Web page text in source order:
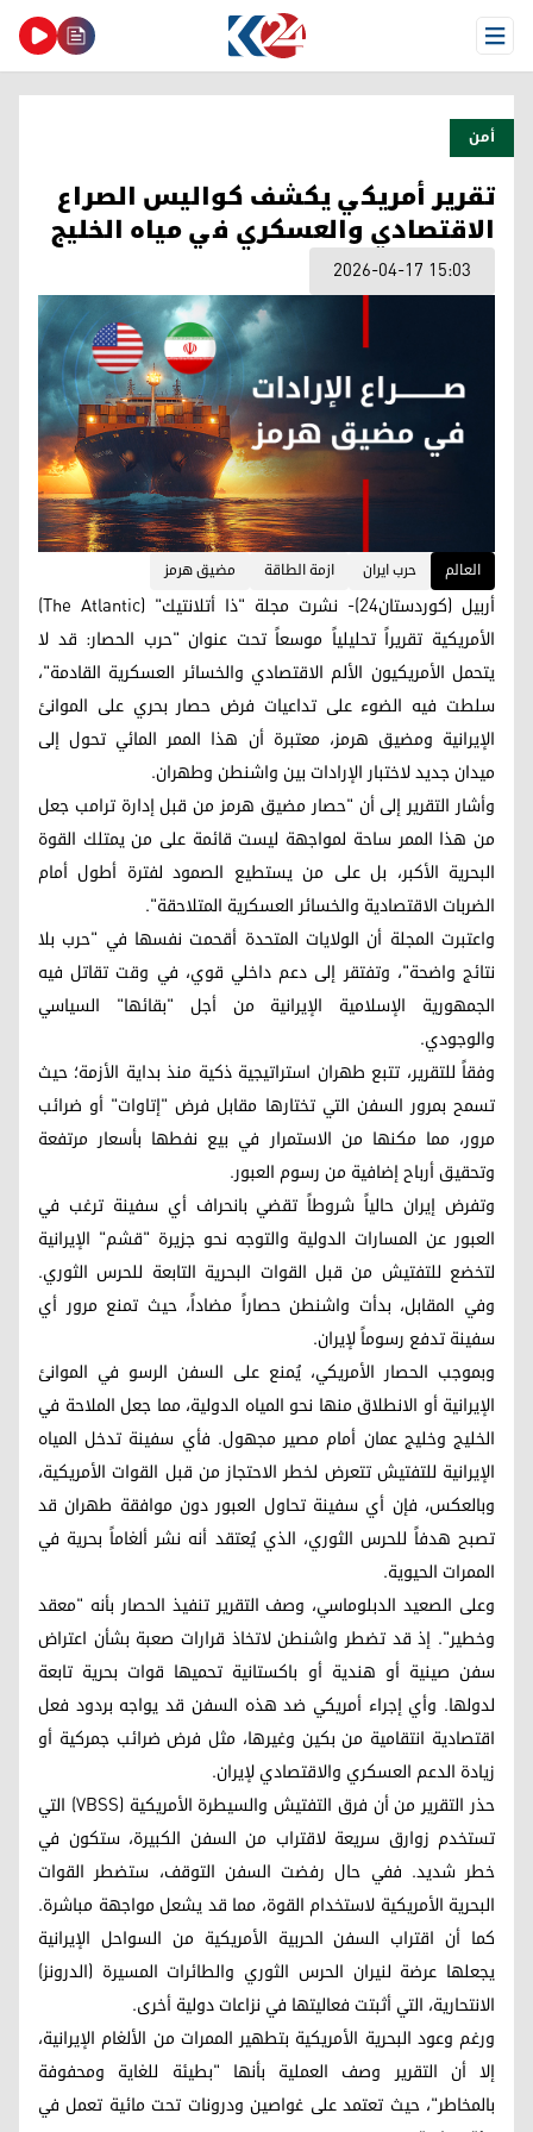
Open Menu
أمن
تقرير أمريكي يكشف كواليس الصراع
الاقتصادي والعسكري في مياه الخليج
2026-04-17 15:03
العالم حرب ايران ازمة الطاقة مضيق هرمز
أربيل (كوردستان24)- نشرت مجلة "ذا أتلانتيك" (The Atlantic)
الأمريكية تقريراً تحليلياً موسعاً تحت عنوان "حرب الحصار: قد لا
يتحمل الأمريكيون الألم الاقتصادي والخسائر العسكرية القادمة"،
سلطت فيه الضوء على تداعيات فرض حصار بحري على الموانئ
الإيرانية ومضيق هرمز، معتبرة أن هذا الممر المائي تحول إلى
ميدان جديد لاختبار الإرادات بين واشنطن وطهران.
وأشار التقرير إلى أن "حصار مضيق هرمز من قبل إدارة ترامب جعل
من هذا الممر ساحة لمواجهة ليست قائمة على من يمتلك القوة
البحرية الأكبر، بل على من يستطيع الصمود لفترة أطول أمام
الضربات الاقتصادية والخسائر العسكرية المتلاحقة".
واعتبرت المجلة أن الولايات المتحدة أقحمت نفسها في "حرب بلا
نتائج واضحة"، وتفتقر إلى دعم داخلي قوي، في وقت تقاتل فيه
الجمهورية الإسلامية الإيرانية من أجل "بقائها" السياسي
والوجودي.
وفقاً للتقرير، تتبع طهران استراتيجية ذكية منذ بداية الأزمة؛ حيث
تسمح بمرور السفن التي تختارها مقابل فرض "إتاوات" أو ضرائب
مرور، مما مكنها من الاستمرار في بيع نفطها بأسعار مرتفعة
وتحقيق أرباح إضافية من رسوم العبور.
وتفرض إيران حالياً شروطاً تقضي بانحراف أي سفينة ترغب في
العبور عن المسارات الدولية والتوجه نحو جزيرة "قشم" الإيرانية
لتخضع للتفتيش من قبل القوات البحرية التابعة للحرس الثوري.
وفي المقابل، بدأت واشنطن حصاراً مضاداً، حيث تمنع مرور أي
سفينة تدفع رسوماً لإيران.
وبموجب الحصار الأمريكي، يُمنع على السفن الرسو في الموانئ
الإيرانية أو الانطلاق منها نحو المياه الدولية، مما جعل الملاحة في
الخليج وخليج عمان أمام مصير مجهول. فأي سفينة تدخل المياه
الإيرانية للتفتيش تتعرض لخطر الاحتجاز من قبل القوات الأمريكية،
وبالعكس، فإن أي سفينة تحاول العبور دون موافقة طهران قد
تصبح هدفاً للحرس الثوري، الذي يُعتقد أنه نشر ألغاماً بحرية في
الممرات الحيوية.
وعلى الصعيد الدبلوماسي، وصف التقرير تنفيذ الحصار بأنه "معقد
وخطير". إذ قد تضطر واشنطن لاتخاذ قرارات صعبة بشأن اعتراض
سفن صينية أو هندية أو باكستانية تحميها قوات بحرية تابعة
لدولها. وأي إجراء أمريكي ضد هذه السفن قد يواجه بردود فعل
اقتصادية انتقامية من بكين وغيرها، مثل فرض ضرائب جمركية أو
زيادة الدعم العسكري والاقتصادي لإيران.
حذر التقرير من أن فرق التفتيش والسيطرة الأمريكية (VBSS) التي
تستخدم زوارق سريعة لاقتراب من السفن الكبيرة، ستكون في
خطر شديد. ففي حال رفضت السفن التوقف، ستضطر القوات
البحرية الأمريكية لاستخدام القوة، مما قد يشعل مواجهة مباشرة.
كما أن اقتراب السفن الحربية الأمريكية من السواحل الإيرانية
يجعلها عرضة لنيران الحرس الثوري والطائرات المسيرة (الدرونز)
الانتحارية، التي أثبتت فعاليتها في نزاعات دولية أخرى.
ورغم وعود البحرية الأمريكية بتطهير الممرات من الألغام الإيرانية،
إلا أن التقرير وصف العملية بأنها "بطيئة للغاية ومحفوفة
بالمخاطر"، حيث تعتمد على غواصين ودرونات تحت مائية تعمل في